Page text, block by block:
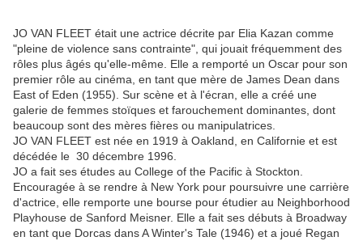
JO VAN FLEET était une actrice décrite par Elia Kazan comme
"pleine de violence sans contrainte", qui jouait fréquemment des
rôles plus âgés qu'elle-même. Elle a remporté un Oscar pour son
premier rôle au cinéma, en tant que mère de James Dean dans
East of Eden (1955). Sur scène et à l'écran, elle a créé une
galerie de femmes stoïques et farouchement dominantes, dont
beaucoup sont des mères fières ou manipulatrices.
JO VAN FLEET est née en 1919 à Oakland, en Californie et est
décédée le 30 décembre 1996.
JO a fait ses études au College of the Pacific à Stockton.
Encouragée à se rendre à New York pour poursuivre une carrière
d'actrice, elle remporte une bourse pour étudier au Neighborhood
Playhouse de Sanford Meisner. Elle a fait ses débuts à Broadway
en tant que Dorcas dans A Winter's Tale (1946) et a joué Regan